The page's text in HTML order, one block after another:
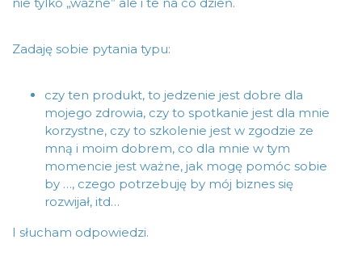
Zadaję sobie pytania typu:
czy ten produkt, to jedzenie jest dobre dla
mojego zdrowia, czy to spotkanie jest dla mnie
korzystne, czy to szkolenie jest w zgodzie ze
mną i moim dobrem, co dla mnie w tym
momencie jest ważne, jak mogę pomóc sobie
by …, czego potrzebuję by mój biznes się
rozwijał, itd…
I słucham odpowiedzi.